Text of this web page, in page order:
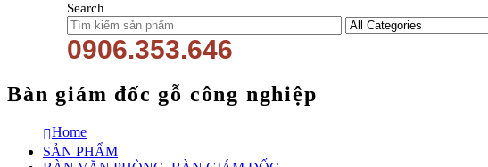
Search
0906.353.646
Bàn giám đốc gỗ công nghiệp
Home
SẢN PHẨM